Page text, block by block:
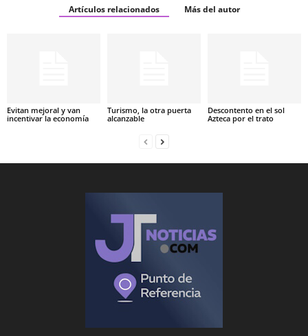
Artículos relacionados Más del autor
Evitan mejoral y van
incentivar la economía
Turismo, la otra puerta
alcanzable
Descontento en el sol
Azteca por el trato